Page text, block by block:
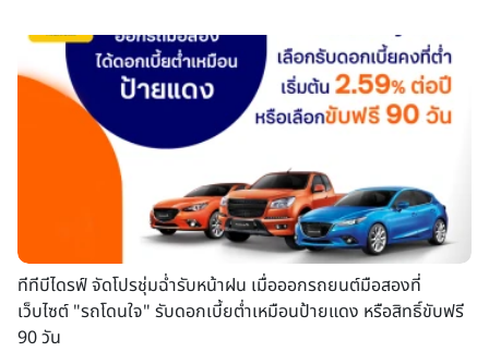
ทีทีบีไดรฟ์ จัดโปรชุ่มฉ่ำรับหน้าฝน เมื่อออกรถยนต์มือสองที่
เว็บไซต์ "รถโดนใจ" รับดอกเบี้ยต่ำเหมือนป้ายแดง หรือสิทธิ์ขับฟรี
90 วัน